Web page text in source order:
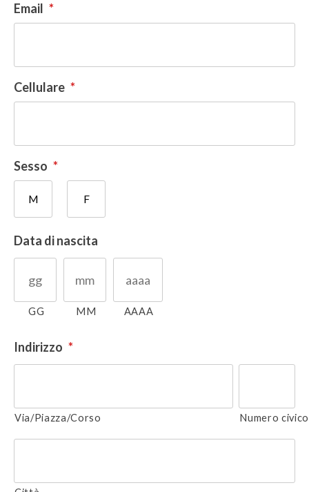
Email *
Cellulare *
Sesso *
M F
Data di nascita
GG MM AAAA
Indirizzo *
Via/Piazza/Corso Numero civico